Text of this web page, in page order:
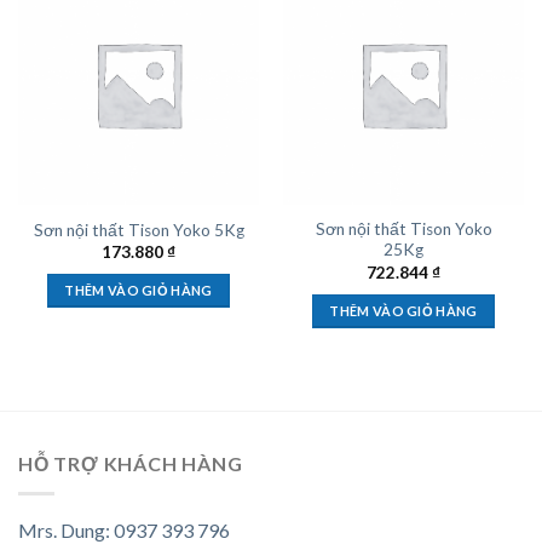
Sơn nội thất Tison Yoko 5Kg
173.880₫
THÊM VÀO GIỎ HÀNG
Sơn nội thất Tison Yoko
25Kg
722.844₫
THÊM VÀO GIỎ HÀNG
HỖ TRỢ KHÁCH HÀNG
Mrs. Dung: 0937 393 796